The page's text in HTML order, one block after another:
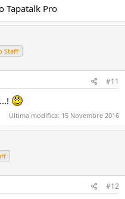
Tapatalk Pro
Staff
#11
Ultima modifica: 15 Novembre 2016
#12